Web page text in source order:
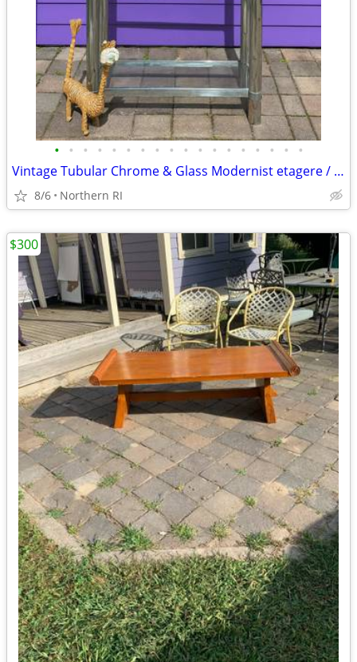
• • • • • • • • • • • • • • • • • •
Vintage Tubular Chrome & Glass Modernist etagere / shelf A175
8/6 Northern RI
$300